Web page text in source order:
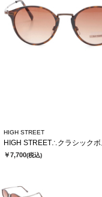
HIGH STREET
￥7,700(税込)